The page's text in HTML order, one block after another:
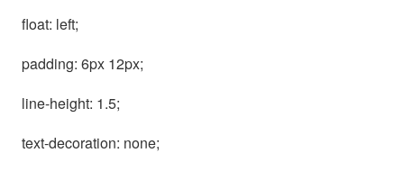
float: left;
padding: 6px 12px;
line-height: 1.5;
text-decoration: none;